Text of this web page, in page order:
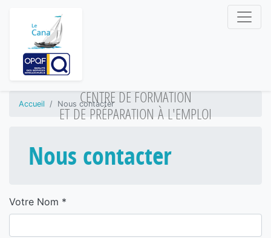
CENTRE DE FORMATION
ET DE PRÉPARATION À L'EMPLOI
Accueil Nous contacter
Nous contacter
Votre Nom *